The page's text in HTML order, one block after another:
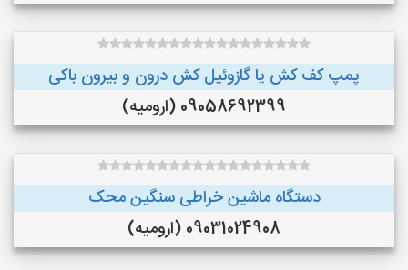
پمپ کف کش یا گازوئیل کش درون و بیرون باکی
09058692399 (ارومیه)
دستگاه ماشین خراطی سنگین محک
09031024908 (ارومیه)